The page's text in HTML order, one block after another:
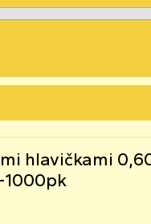
hlavičkami
1000pk